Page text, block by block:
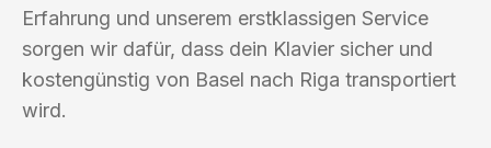
Erfahrung und unserem erstklassigen Service
sorgen wir dafür, dass dein Klavier sicher und
kostengünstig von Basel nach Riga transportiert
wird.